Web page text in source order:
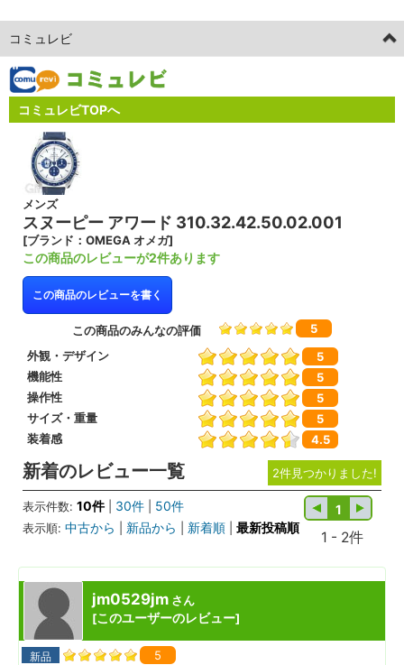
コミュレビ
コミュレビTOPへ
メンズ
スヌーピー アワード 310.32.42.50.02.001
[ブランド：OMEGA オメガ]
この商品のレビューが2件あります
この商品のレビューを書く
この商品のみんなの評価
5
外観・デザイン
5
機能性
5
操作性
5
サイズ・重量
5
装着感
4.5
新着のレビュー一覧 2件見つかりました!
表示件数: 10件| 30件 50件
表示順: 中古から 新品から 新着順 最新投稿順
1
1 - 2件
jm0529jm さん
[このユーザーのレビュー]
新品 5